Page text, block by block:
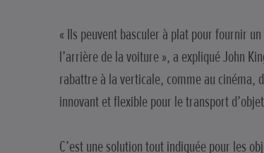
« Ils peuvent basculer à plat pour fournir
l’arrière de la voiture », a expliqué John
rabattre à la verticale, comme au cinéma,
innovant et flexible pour le transport
C’est une solution tout indiquée pour les